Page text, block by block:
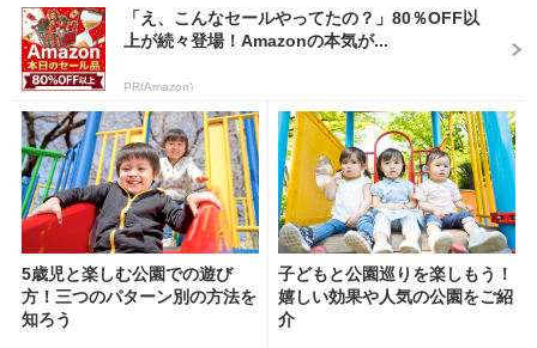
「え、こんなセールやってたの？」80％OFF以
上が続々登場！Amazonの本気が...
PR(Amazon)
5歳児と楽しむ公園での遊び
方！三つのパターン別の方法を
知ろう
子どもと公園巡りを楽しもう！
嬉しい効果や人気の公園をご紹
介